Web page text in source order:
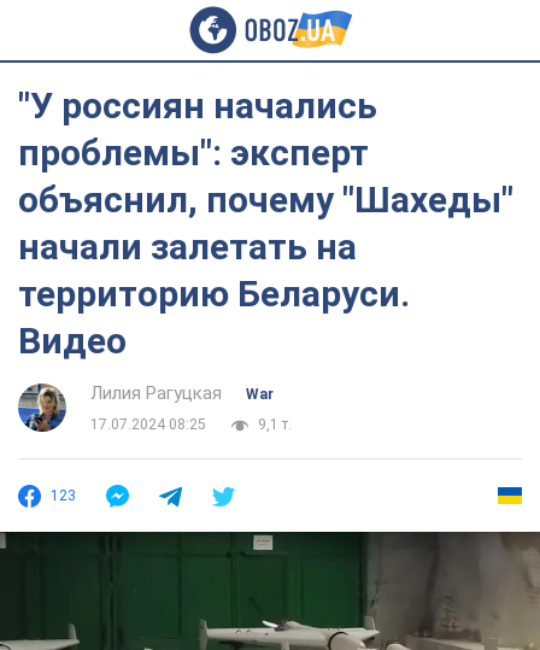
"У россиян начались
проблемы": эксперт
объяснил, почему "Шахеды"
начали залетать на
территорию Беларуси.
Видео
Лилия Рагуцкая
War
17.07.2024 08:25
9,1 т.
123